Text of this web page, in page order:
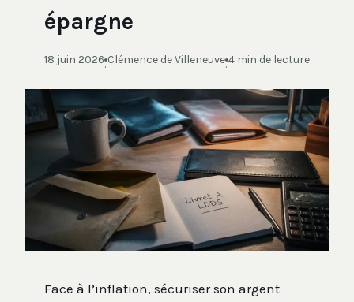
Marketing
épargne
18 juin 2026
·
Clémence de Villeneuve
·
4 min de lecture
Face à l’inflation, sécuriser son argent